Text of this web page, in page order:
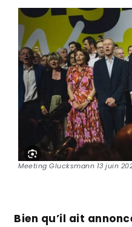
Meeting Glucksmann 13 juin
Bien qu’il ait